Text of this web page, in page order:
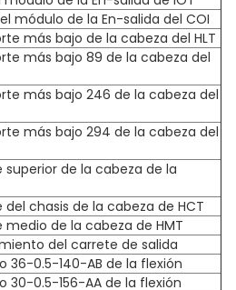
módulo de la En-salida del COI
más bajo de la cabeza del HLT
más bajo 89 de la cabeza del
más bajo 246 de la cabeza del
más bajo 294 de la cabeza del
superior de la cabeza de la
del chasis de la cabeza de HCT
medio de la cabeza de HMT
del carrete de salida
36-0.5-140-AB de la flexión
30-0.5-156-AA de la flexión